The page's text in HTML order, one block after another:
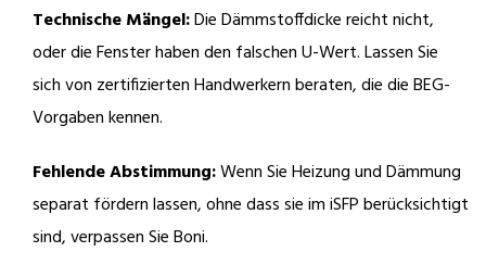
Technische Mängel:Die Dämmstoffdicke reicht nicht,
oder die Fenster haben den falschen U-Wert. Lassen Sie
sich von zertifizierten Handwerkern beraten, die die BEG-
Vorgaben kennen.
Fehlende Abstimmung:Wenn Sie Heizung und Dämmung
separat fördern lassen, ohne dass sie im iSFP berücksichtigt
sind, verpassen Sie Boni.